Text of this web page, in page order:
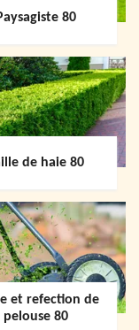
80
de haie 80
et refection de
pelouse 80